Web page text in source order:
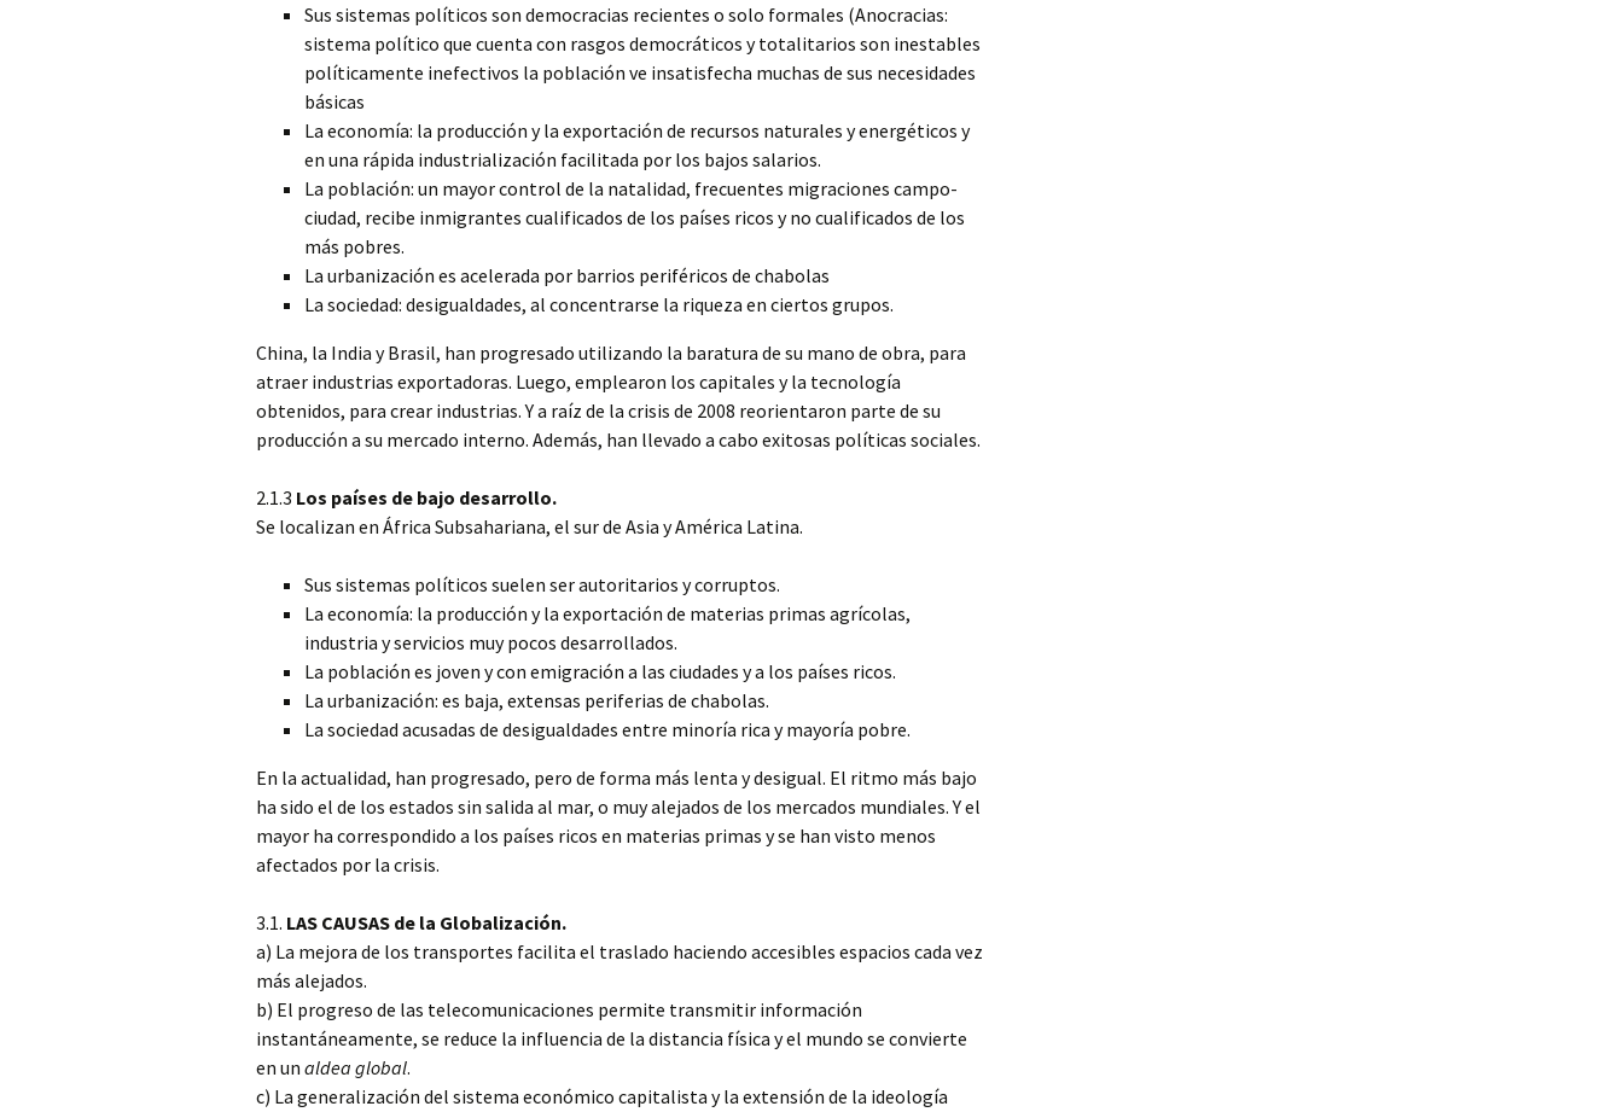
Sus sistemas políticos son democracias recientes o solo formales (Anocracias:
sistema político que cuenta con rasgos democráticos y totalitarios son inestables
políticamente inefectivos la población ve insatisfecha muchas de sus necesidades
básicas
La economía: la producción y la exportación de recursos naturales y energéticos y
en una rápida industrialización facilitada por los bajos salarios.
La población: un mayor control de la natalidad, frecuentes migraciones campo-
ciudad, recibe inmigrantes cualificados de los países ricos y no cualificados de los
más pobres.
La urbanización es acelerada por barrios periféricos de chabolas
La sociedad: desigualdades, al concentrarse la riqueza en ciertos grupos.
China, la India y Brasil, han progresado utilizando la baratura de su mano de obra, para
atraer industrias exportadoras. Luego, emplearon los capitales y la tecnología
obtenidos, para crear industrias. Y a raíz de la crisis de 2008 reorientaron parte de su
producción a su mercado interno. Además, han llevado a cabo exitosas políticas sociales.
2.1.3 Los países de bajo desarrollo.
Se localizan en África Subsahariana, el sur de Asia y América Latina.
Sus sistemas políticos suelen ser autoritarios y corruptos.
La economía: la producción y la exportación de materias primas agrícolas,
industria y servicios muy pocos desarrollados.
La población es joven y con emigración a las ciudades y a los países ricos.
La urbanización: es baja, extensas periferias de chabolas.
La sociedad acusadas de desigualdades entre minoría rica y mayoría pobre.
En la actualidad, han progresado, pero de forma más lenta y desigual. El ritmo más bajo
ha sido el de los estados sin salida al mar, o muy alejados de los mercados mundiales. Y el
mayor ha correspondido a los países ricos en materias primas y se han visto menos
afectados por la crisis.
3.1. LAS CAUSAS de la Globalización.
a) La mejora de los transportes facilita el traslado haciendo accesibles espacios cada vez
más alejados.
b) El progreso de las telecomunicaciones permite transmitir información
instantáneamente, se reduce la influencia de la distancia física y el mundo se convierte
en un aldea global.
c) La generalización del sistema económico capitalista y la extensión de la ideología